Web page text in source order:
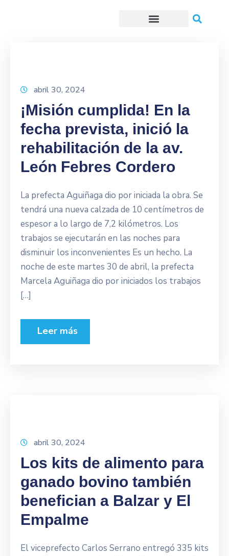
abril 30, 2024
¡Misión cumplida! En la
fecha prevista, inició la
rehabilitación de la av.
León Febres Cordero
La prefecta Aguiñaga dio por iniciada la obra. Se
tendrá una nueva calzada de 10 centímetros de
espesor a lo largo de 7,2 kilómetros. Los
trabajos se ejecutarán en las noches para
disminuir los inconvenientes Es un hecho. La
noche de este martes 30 de abril, la prefecta
Marcela Aguiñaga dio por iniciados los trabajos
[…]
Leer más
abril 30, 2024
Los kits de alimento para
ganado bovino también
benefician a Balzar y El
Empalme
El viceprefecto Carlos Serrano entregó 335 kits